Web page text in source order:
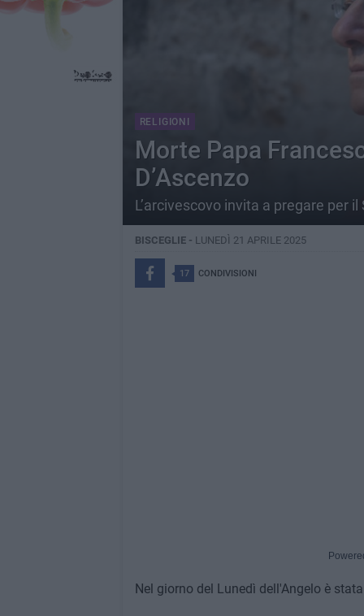
RELIGIONI
Morte Papa
D’Ascenzo
L’arcivescovo invita a pregare per il
BISCEGLIE - LUNEDÌ 21 APRILE 2025
17 CONDIVISIONI
Nel giorno del Lunedì dell'Angelo è